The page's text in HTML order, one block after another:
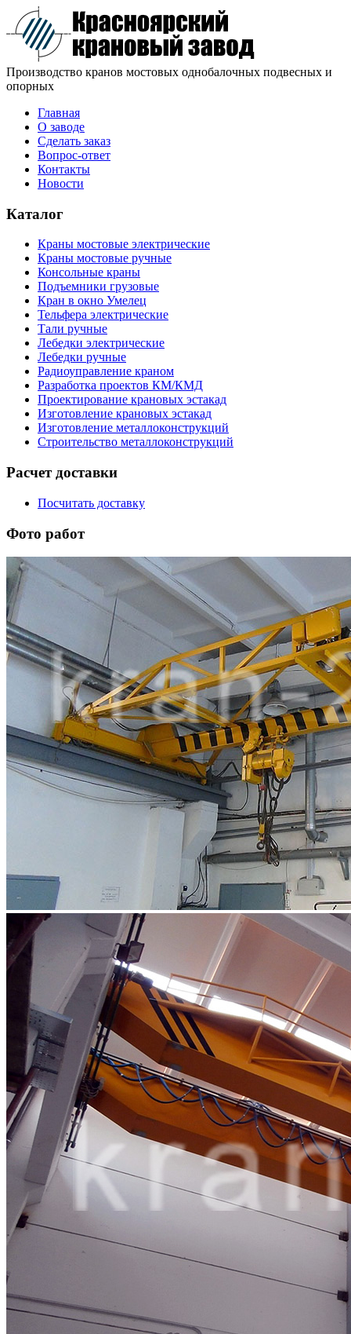
Производство кранов мостовых однобалочных подвесных и
опорных
Главная
О заводе
Сделать заказ
Вопрос-ответ
Контакты
Новости
Каталог
Краны мостовые электрические
Краны мостовые ручные
Консольные краны
Подъемники грузовые
Кран в окно Умелец
Тельфера электрические
Тали ручные
Лебедки электрические
Лебедки ручные
Радиоуправление краном
Разработка проектов КМ/КМД
Проектирование крановых эстакад
Изготовление крановых эстакад
Изготовление металлоконструкций
Строительство металлоконструкций
Расчет доставки
Посчитать доставку
Фото работ